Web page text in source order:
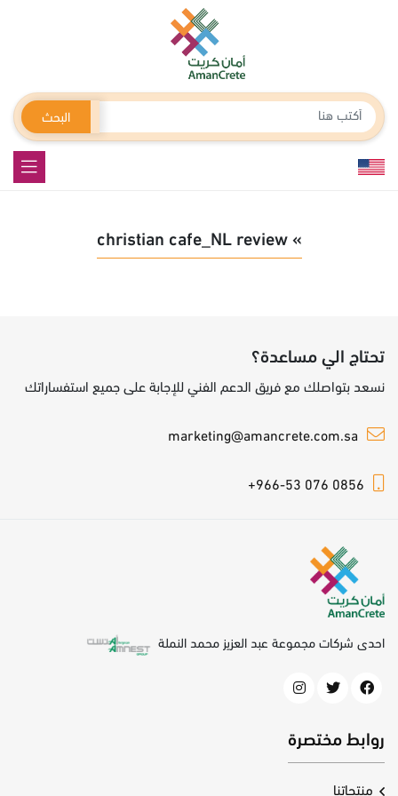
البحث
» christian cafe_NL review
تحتاج الي مساعدة؟
نسعد بتواصلك مع فريق الدعم الفني للإجابة على جميع استفساراتك
marketing@amancrete.com.sa
+966-53 076 0856
احدى شركات مجموعة عبد العزيز محمد النملة
روابط مختصرة
منتجاتنا